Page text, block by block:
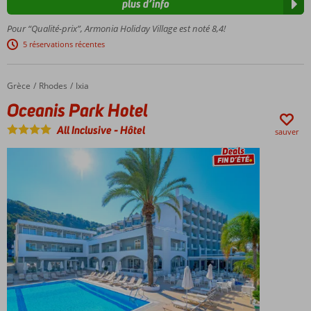
restaurants
à la carte
agréables
pour
grands
Pour “Qualité-prix”, Armonia Holiday Village est noté 8,4!
5 réservations récentes
plus d’info
Accueil
Grèce Rhodes Ixia
Oceanis Park Hotel
Oceanis Park Hotel
All Inclusive-Hôtel sauver